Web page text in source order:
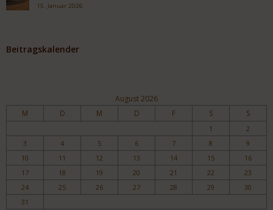
15. Januar 2026
Beitragskalender
August 2026
M D M D F S S
1
2
3
4 5 6 7 8
9
10
11 12 13 14 15
16
17
18 19 20 21 22
23
24
25 26 27 28 29
30
31